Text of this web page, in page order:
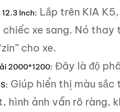
Inch: Lắp trên KIA
chiếc xe sang. Nó
cho xe.
2000*1200: Đây là độ
Giúp hiển thị màu
hình ảnh vẫn rõ ràng,